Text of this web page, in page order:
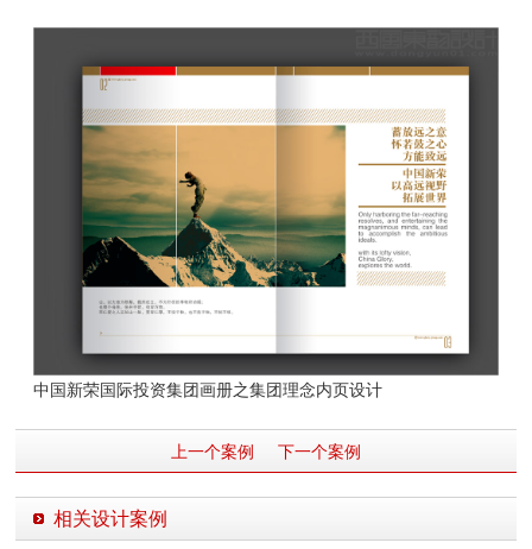
中国新荣国际投资集团画册之集团理念内页设计
上一个案例 下一个案例
相关设计案例